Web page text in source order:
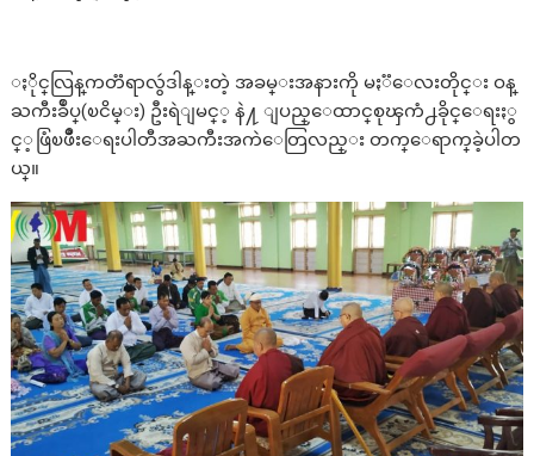
ႏိုင္​လြန္​ကတၱရာလွဴဒါန္​းတဲ့ အခမ္​းအနားကို မႏၱ​ေလးတိုင္​း​ ဝန္​
ႀကီးခ်ဳပ္​(ၿငိမ္​း) ဦးရဲျမင္​့ နဲ႔ ျပည္​​​ေထာင္​စုၾကံ႕ခိုင္​​ေရးႏွ
င္​့ဖြံၿဖိဳး​ေရးပါတီအႀကီးအကဲေတြလည္​း တက္​​ေရာက္​ခဲ့ပါတ
ယ္​။